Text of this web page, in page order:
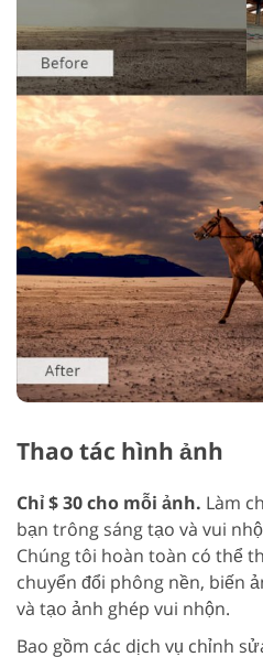
Thao tác hình ảnh
Chỉ $ 30 cho mỗi ảnh. Làm
bạn trông sáng tạo và vui
Chúng tôi hoàn toàn có thể
chuyển đổi phông nền, biến
và tạo ảnh ghép vui nhộn.
Bao gồm các dịch vụ chỉnh